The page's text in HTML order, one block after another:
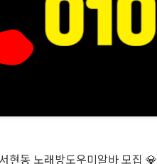
현동 노래방도우미알바 모집 💎